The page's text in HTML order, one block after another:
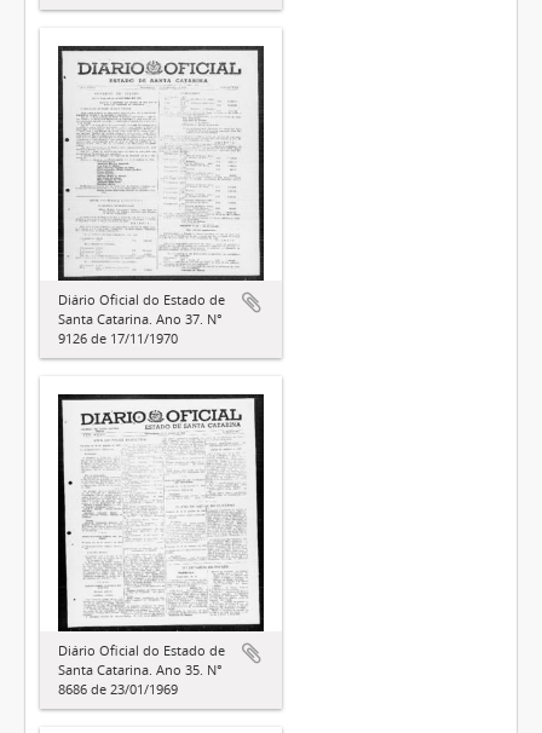
Diário Oficial do Estado de
Santa Catarina. Ano 37. N°
9126 de 17/11/1970
Diário Oficial do Estado de
Santa Catarina. Ano 35. N°
8686 de 23/01/1969